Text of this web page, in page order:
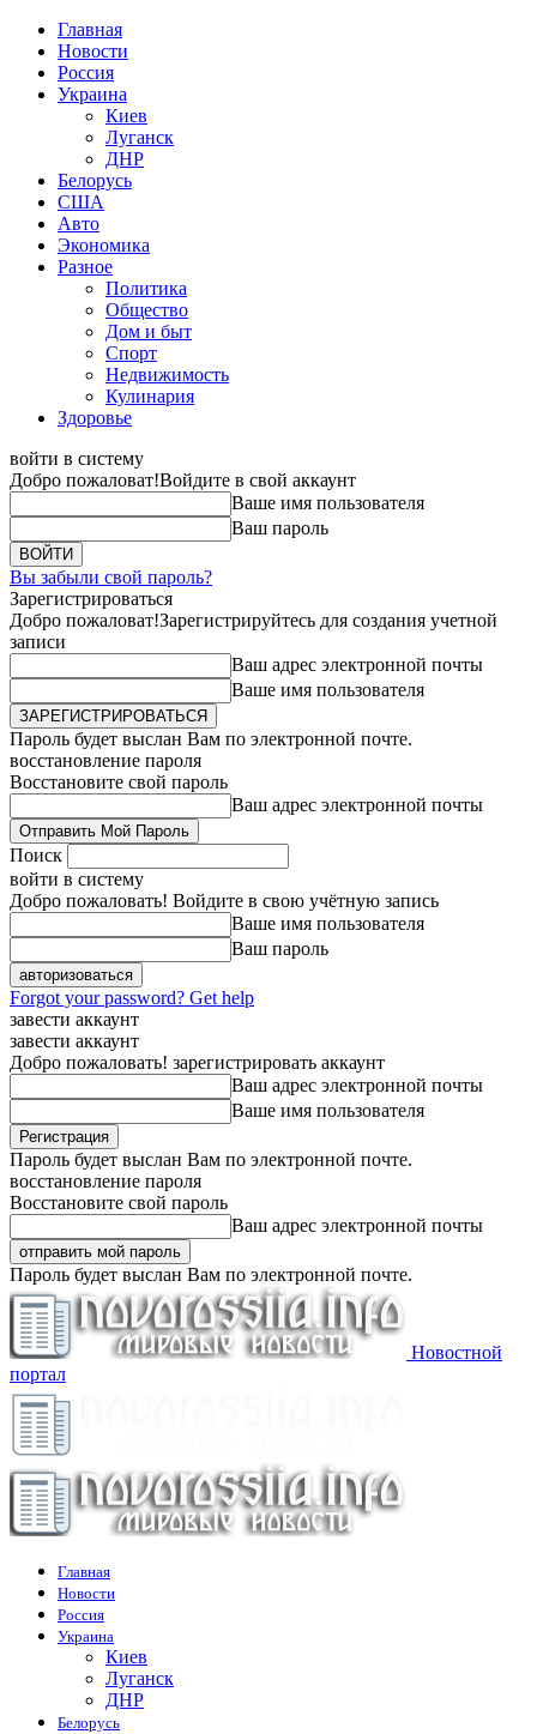
Главная
Новости
Россия
Украина
Киев
Луганск
ДНР
Белорусь
США
Авто
Экономика
Разное
Политика
Общество
Дом и быт
Спорт
Недвижимость
Кулинария
Здоровье
войти в систему
Добро пожаловат!Войдите в свой аккаунт
Ваше имя пользователя
Ваш пароль
Вы забыли свой пароль?
Зарегистрироваться
Добро пожаловат!Зарегистрируйтесь для создания учетной
записи
Ваш адрес электронной почты
Ваше имя пользователя
Пароль будет выслан Вам по электронной почте.
восстановление пароля
Восстановите свой пароль
Ваш адрес электронной почты
Поиск
войти в систему
Добро пожаловать! Войдите в свою учётную запись
Ваше имя пользователя
Ваш пароль
Forgot your password? Get help
завести аккаунт
завести аккаунт
Добро пожаловать! зарегистрировать аккаунт
Ваш адрес электронной почты
Ваше имя пользователя
Пароль будет выслан Вам по электронной почте.
восстановление пароля
Восстановите свой пароль
Ваш адрес электронной почты
Пароль будет выслан Вам по электронной почте.
Новостной
портал
Главная
Новости
Россия
Украина
Киев
Луганск
ДНР
Белорусь